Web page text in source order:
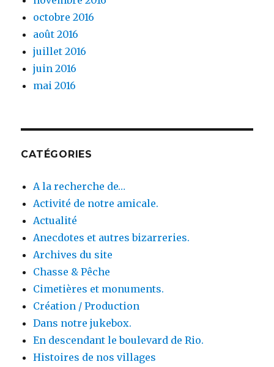
octobre 2016
août 2016
juillet 2016
juin 2016
mai 2016
CATÉGORIES
A la recherche de…
Activité de notre amicale.
Actualité
Anecdotes et autres bizarreries.
Archives du site
Chasse & Pêche
Cimetières et monuments.
Création / Production
Dans notre jukebox.
En descendant le boulevard de Rio.
Histoires de nos villages